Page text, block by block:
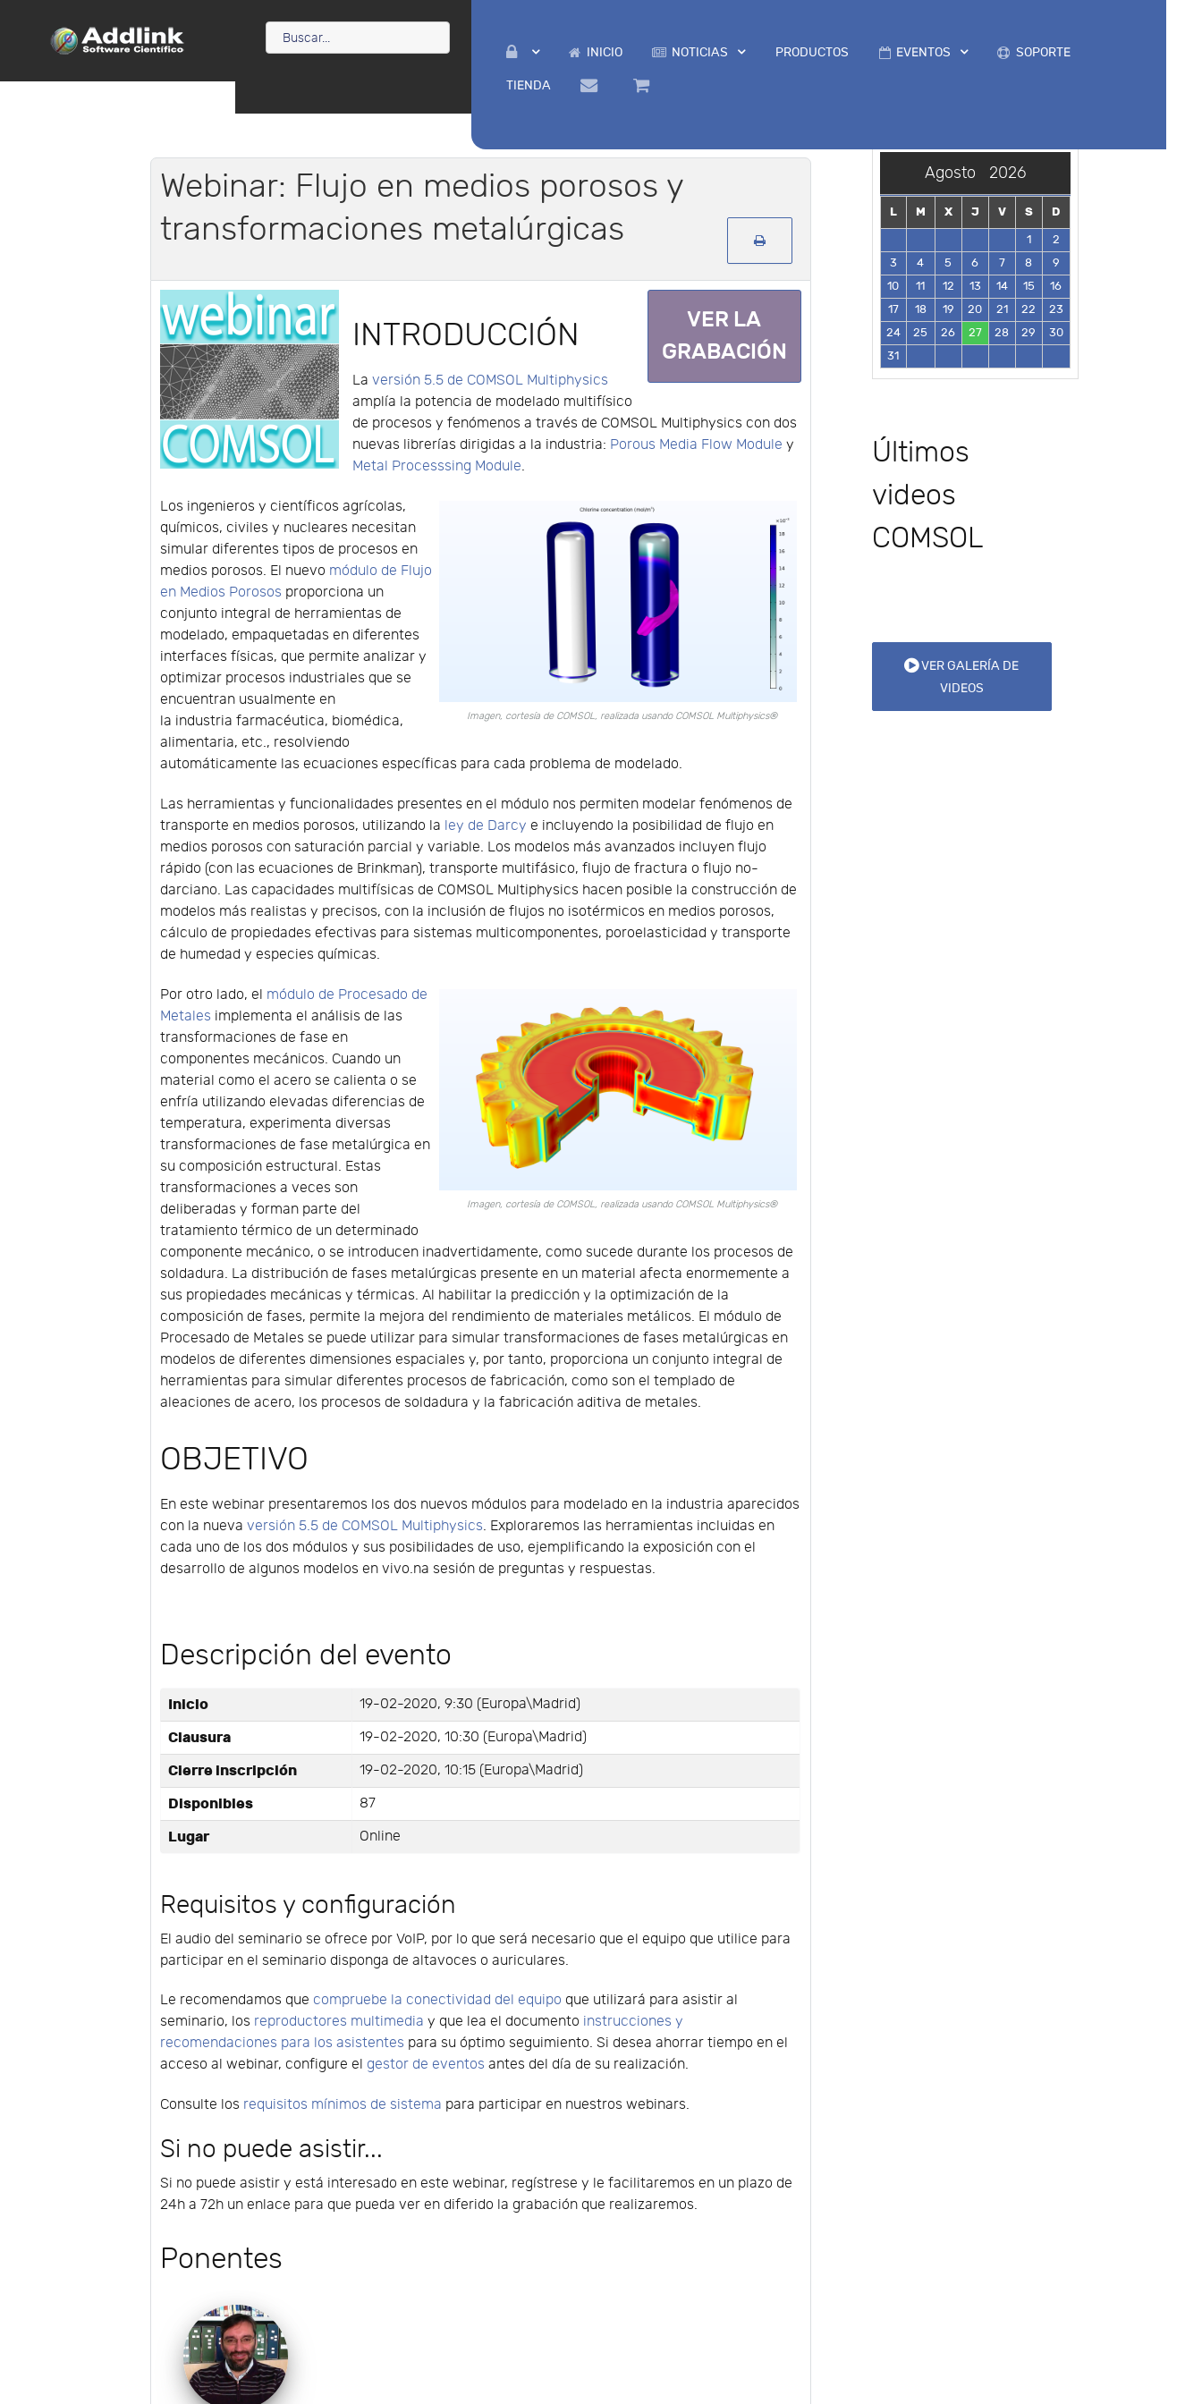
INICIO NOTICIAS PRODUCTOS EVENTOS SOPORTE
TIENDA
Webinar: Flujo en medios porosos y
transformaciones metalúrgicas
VER LA
GRABACIÓN
INTRODUCCIÓN
Laversión 5.5 de COMSOL Multiphysics
amplía la potencia de modelado multifísico
de procesos y fenómenos a través de COMSOL Multiphysics con dos
nuevas librerías dirigidas a la industria: Porous Media Flow Module y
Metal Processsing Module.
Imagen, cortesía de COMSOL, realizada usando COMSOL Multiphysics®
Los ingenieros y científicos agrícolas,
químicos, civiles y nucleares necesitan
simular diferentes tipos de procesos en
medios porosos. El nuevo módulo de Flujo
en Medios Porosos proporciona un
conjunto integral de herramientas de
modelado, empaquetadas en diferentes
interfaces físicas, que permite analizar y
optimizar procesos industriales que se
encuentran usualmente en
la industria farmacéutica, biomédica,
alimentaria, etc., resolviendo
automáticamente las ecuaciones específicas para cada problema de modelado.
Las herramientas y funcionalidades presentes en el módulo nos permiten modelar fenómenos de
transporte en medios porosos, utilizando la ley de Darcy e incluyendo la posibilidad de flujo en
medios porosos con saturación parcial y variable. Los modelos más avanzados incluyen flujo
rápido (con las ecuaciones de Brinkman), transporte multifásico, flujo de fractura o flujo no-
darciano. Las capacidades multifísicas de COMSOL Multiphysics hacen posible la construcción de
modelos más realistas y precisos, con la inclusión de flujos no isotérmicos en medios porosos,
cálculo de propiedades efectivas para sistemas multicomponentes, poroelasticidad y transporte
de humedad y especies químicas.
Imagen, cortesía de COMSOL, realizada usando COMSOL Multiphysics®
Por otro lado, el módulo de Procesado de
Metales implementa el análisis de las
transformaciones de fase en
componentes mecánicos. Cuando un
material como el acero se calienta o se
enfría utilizando elevadas diferencias de
temperatura, experimenta diversas
transformaciones de fase metalúrgica en
su composición estructural. Estas
transformaciones a veces son
deliberadas y forman parte del
tratamiento térmico de un determinado
componente mecánico, o se introducen inadvertidamente, como sucede durante los procesos de
soldadura. La distribución de fases metalúrgicas presente en un material afecta enormemente a
sus propiedades mecánicas y térmicas. Al habilitar la predicción y la optimización de la
composición de fases, permite la mejora del rendimiento de materiales metálicos. El módulo de
Procesado de Metales se puede utilizar para simular transformaciones de fases metalúrgicas en
modelos de diferentes dimensiones espaciales y, por tanto, proporciona un conjunto integral de
herramientas para simular diferentes procesos de fabricación, como son el templado de
aleaciones de acero, los procesos de soldadura y la fabricación aditiva de metales.
OBJETIVO
En este webinar presentaremos los dos nuevos módulos para modelado en la industria aparecidos
con la nuevaversión 5.5 de COMSOL Multiphysics. Exploraremos las herramientas incluidas en
cada uno de los dos módulos y sus posibilidades de uso, ejemplificando la exposición con el
desarrollo de algunos modelos en vivo.na sesión de preguntas y respuestas.
Descripción del evento
Inicio 19-02-2020, 9:30 (Europa\Madrid)
Clausura 19-02-2020, 10:30 (Europa\Madrid)
Cierre inscripción 19-02-2020, 10:15 (Europa\Madrid)
Disponibles 87
Lugar Online
Requisitos y configuración
El audio del seminario se ofrece por VoIP, por lo que será necesario que el equipo que utilice para
participar en el seminario disponga de altavoces o auriculares.
Le recomendamos que compruebe la conectividad del equipo que utilizará para asistir al
seminario, los reproductores multimedia y que lea el documento instrucciones y
recomendaciones para los asistentes para su óptimo seguimiento. Si desea ahorrar tiempo en el
acceso al webinar, configure el gestor de eventos antes del día de su realización.
Consulte los requisitos mínimos de sistema para participar en nuestros webinars.
Si no puede asistir...
Si no puede asistir y está interesado en este webinar, regístrese y le facilitaremos en un plazo de
24h a 72h un enlace para que pueda ver en diferido la grabación que realizaremos.
Ponentes
Agosto 2026
L M X J V S
D
1
2
3
4 5 6 7 8
9
10
11 12 13 14 15
16
17
18 19 20 21 22
23
24
25 26 27 28 29
30
31
Últimos
videos
COMSOL
VER GALERÍA DE
VIDEOS